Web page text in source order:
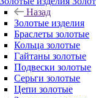
Назад
Золотые изделия
Браслеты золотые
Кольца золотые
Гайтаны золотые
Подвески золотые
Серьги золотые
Цепи золотые